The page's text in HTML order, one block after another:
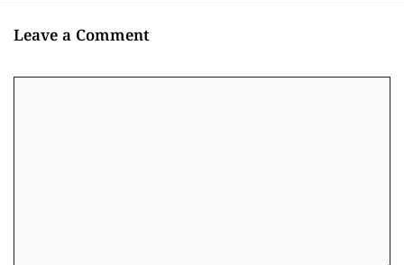
Leave a Comment